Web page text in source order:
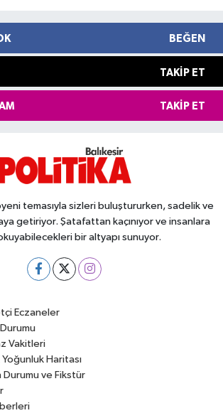
BEĞEN
TAKIP ET
TAKIP ET
temasıyla sizleri buluştururken, sadelik ve
getiriyor. Şatafattan kaçınıyor ve insanlara
bir altyapı sunuyor.
Eczaneler
Vakitleri
Haritası
Durumu ve Fikstür